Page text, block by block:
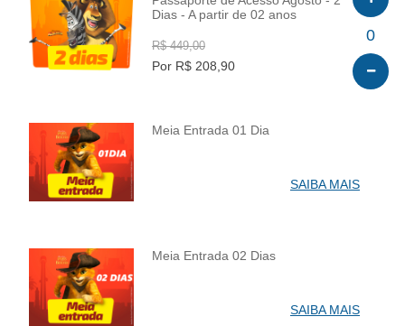
INFO
Dias - A partir de 02 anos
R$ 449,00
Por R$ 208,90
0
INFO
Meia Entrada 01 Dia
SAIBA MAIS
INFO
Meia Entrada 02 Dias
SAIBA MAIS